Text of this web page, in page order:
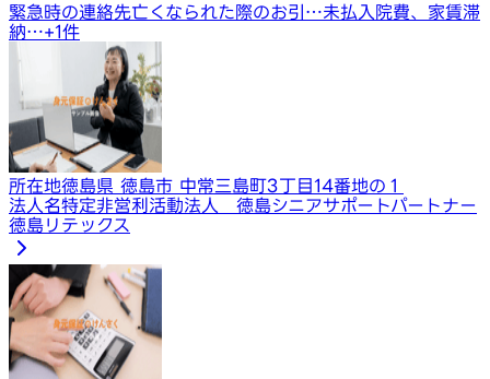
緊急時の連絡先亡くなられた際のお引…未払入院費、家賃滞
納…+1件
所在地徳島県 徳島市 中常三島町3丁目14番地の１
法人名特定非営利活動法人 徳島シニアサポートパートナー
徳島リテックス